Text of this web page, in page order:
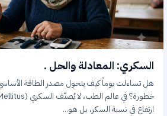
السكري: المعادلة والحل .
هل تساءلت يوماً كيف يتحول مصدر الطاقة
ارتفاع في نسبة السكر، بل هو...